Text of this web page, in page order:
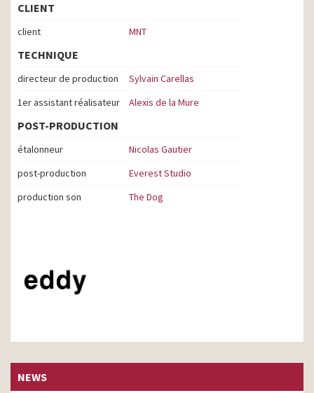
CLIENT
client MNT
TECHNIQUE
directeur de production
Sylvain Carellas
1er assistant réalisateur
Alexis de la Mure
POST-PRODUCTION
étalonneur
Nicolas Gautier
post-production
Everest Studio
production son
The Dog
NEWS